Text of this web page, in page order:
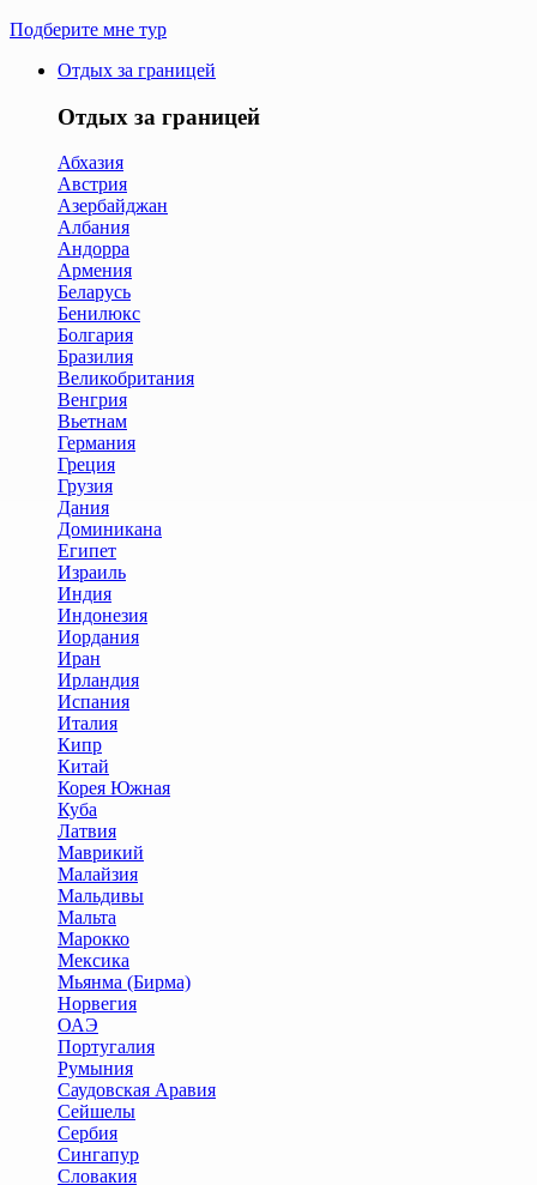
Подберите мне тур
Отдых за границей
Отдых за границей
Абхазия
Австрия
Азербайджан
Албания
Андорра
Армения
Беларусь
Бенилюкс
Болгария
Бразилия
Великобритания
Венгрия
Вьетнам
Германия
Греция
Грузия
Дания
Доминикана
Египет
Израиль
Индия
Индонезия
Иордания
Иран
Ирландия
Испания
Италия
Кипр
Китай
Корея Южная
Куба
Латвия
Маврикий
Малайзия
Мальдивы
Мальта
Марокко
Мексика
Мьянма (Бирма)
Норвегия
ОАЭ
Португалия
Румыния
Саудовская Аравия
Сейшелы
Сербия
Сингапур
Словакия